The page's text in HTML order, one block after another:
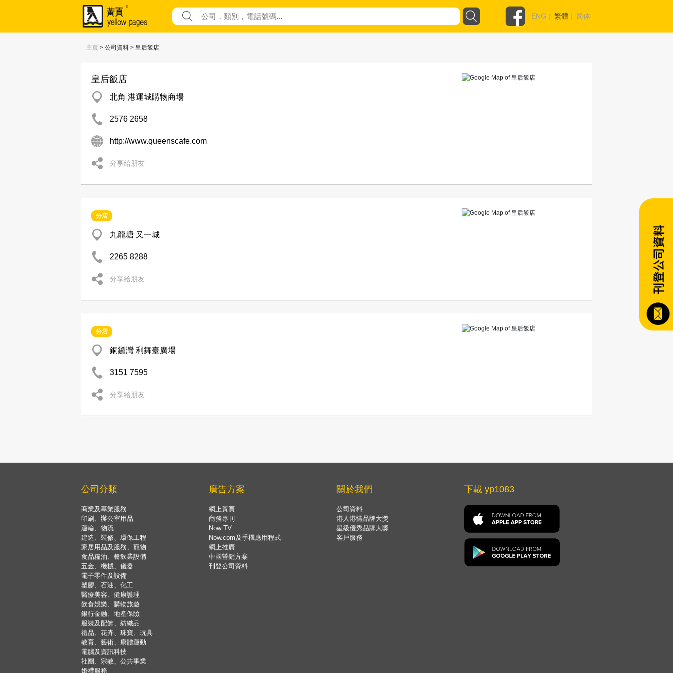
ENG | 繁體 | 简体
主頁 > 公司資料 > 皇后飯店
皇后飯店
北角 港運城購物商場
2576 2658
http://www.queenscafe.com
分享給朋友
分店
九龍塘 又一城
2265 8288
分享給朋友
分店
銅鑼灣 利舞臺廣場
3151 7595
分享給朋友
公司分類
商業及專業服務
印刷、辦公室用品
運輸、物流
建造、裝修、環保工程
家居用品及服務、寵物
食品糧油、餐飲業設備
五金、機械、儀器
電子零件及設備
塑膠、石油、化工
醫療美容、健康護理
飲食娛樂、購物旅遊
銀行金融、地產保險
服裝及配飾、紡織品
禮品、花卉、珠寶、玩具
教育、藝術、康體運動
電腦及資訊科技
社團、宗教、公共事業
婚禮服務
廣告方案
網上黃頁
商務專刊
Now TV
Now.com及手機應用程式
網上推廣
中國營銷方案
刊登公司資料
關於我們
公司資料
港人港情品牌大獎
星級優秀品牌大獎
客戶服務
下載 yp1083